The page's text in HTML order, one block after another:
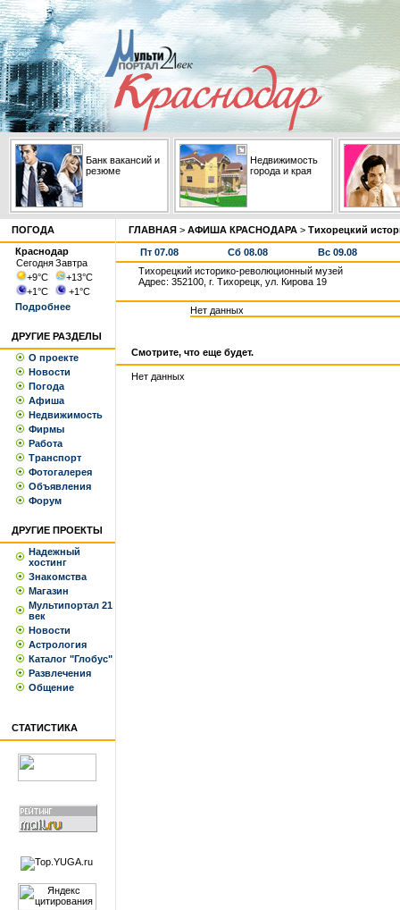
Банк вакансий и
резюме
Недвижимость
города и края
ПОГОДА
Краснодар
СегодняЗавтра
+9°С +13°С
+1°С +1°С
Подробнее
ДРУГИЕ РАЗДЕЛЫ
О проекте
Новости
Погода
Афиша
Недвижимость
Фирмы
Работа
Транспорт
Фотогалерея
Объявления
Форум
ДРУГИЕ ПРОЕКТЫ
Надежный
хостинг
Знакомства
Магазин
Мультипортал 21
век
Новости
Астрология
Каталог "Глобус"
Развлечения
Общение
СТАТИСТИКА
ГЛАВНАЯ > АФИША КРАСНОДАРА > Тихорецкий
Пт 07.08 Сб 08.08
Вс 09.08
Тихорецкий историко-революционный музей
Адрес: 352100, г. Тихорецк, ул. Кирова 19
Нет данных
Смотрите, что еще будет.
Нет данных